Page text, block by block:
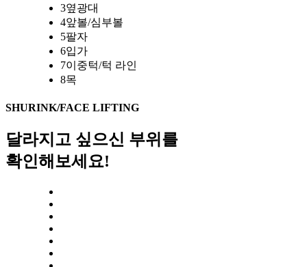
3옆광대
4앞볼/심부볼
5팔자
6입가
7이중턱/턱 라인
8목
SHURINK/FACE LIFTING
달라지고 싶으신 부위 를
확인해보세요!